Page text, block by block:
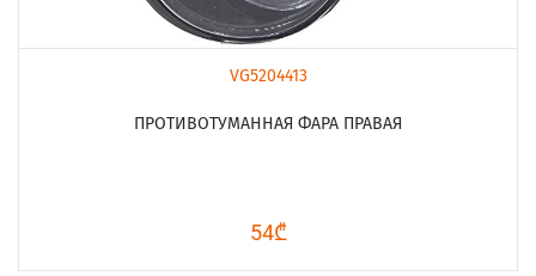
VG5204413
ПРОТИВОТУМАННАЯ ФАРА ПРАВАЯ
54₾